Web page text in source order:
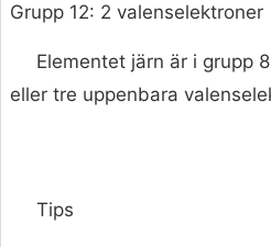
Grupp 12: 2 valenselektroner
Elementet järn är i grupp
eller tre uppenbara
Tips